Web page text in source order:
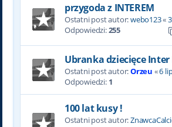
przygoda z INTEREM
Ostatni post autor:webo123«
Odpowiedzi:255
Ubranka dziecięce
Ostatni post autor:Orzeu «6
Odpowiedzi: 1
100 lat kusy !
Ostatni post autor: